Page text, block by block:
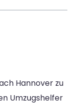
Hannover zu
Umzugshelfer